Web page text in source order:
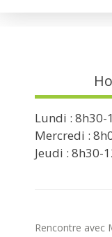
Lundi : 8h30-
Mercredi :
Jeudi : 8h30-
Rencontre avec